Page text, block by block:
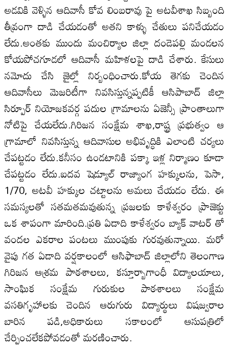
అడవికి వెళ్ళిన ఆదివాసీ కోవ లింబరావు పై అటవీశాఖ సిబ్బంది
తీవ్రంగా దాడి చేయడంతో అతని కాళ్ళు చేతులు పనిచేయడం
లేదు.అంతకు ముందు మంచిర్యాల జిల్లా దండెపల్లి మండలన
కోయపోచగూడలో ఆదివాసీ మహిళలపై దాడి చేశారు. కేసులు
నమోదు చేసి జైల్లో నిర్బంధించారు.కోయ తెగకు చెందిన
ఆదివాసీలు మెజరిటీగా నివసిస్తున్నప్పటికీ ఆసిపాబాద్‌ జిల్లా
సిర్పూర్‌ నియోజకవర్గ పదుల గ్రామాలను ఏజెన్సీ ప్రాంతాలుగా
నోటిపై చేయలేదు.గిరిజన సంక్షేమ శాఖ,రాష్ట్ర ప్రభుత్వం ఆ
గ్రామాలో నివసిస్తున్న ఆదివాసుల అభివృద్ధికి ఎలాంటి చర్యలు
చేపట్టడం లేదు.కనీసం ఉండటానికి పక్కా ఇళ్ల నిర్మాణం కూడా
చేపట్టడం లేదు.ఐదవ షెడ్యూల్‌ రాజ్యాంగ హక్కులను, పెసా,
1/70, అటవీ హక్కుల చట్టాలను అమలు చేయడం లేదు. ఈ
సమస్యలతో సతమతమవుతున్న ప్రజలకు కాళేశ్వరం ప్రాజెక్టు
ఒక శాపంగా మారింది.ప్రతి ఏడాది కాళేశ్వరం బ్యాక్‌ వాటర్‌ తో
వందల ఎకరాల పంటలు ముంపుకు గురవుతున్నాయి. మరో
వైపు గత ఏడాది వర్షకాలంలో ఆసిఫాబాద్‌ జిల్లాలోని తెలంగాణ
గిరిజన ఆశ్రమ పాఠశాలలు, కస్తూర్బాగాంధీ విద్యాలయాలు,
సాంఘిక సంక్షేమ గురుకుల పాఠశాలలు సంక్షేమ
వసతిగృహాలకు చెందిన ఆరుగురు విద్యార్థులు విషజ్వరాల
బారిన పడి,అధికారులు సకాలంలో ఆసుపత్రిలో
చేర్పించలేకపోవడంతో మరణించారు.